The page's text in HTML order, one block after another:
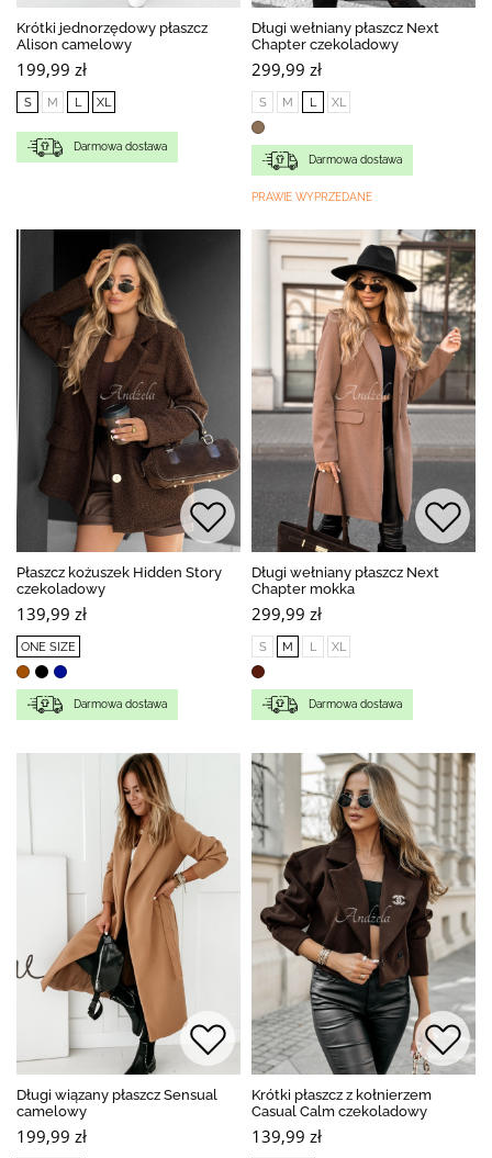
Krótki jednorzędowy płaszcz
Alison camelowy
199,99 zł
S M L XL
Darmowa dostawa
Długi wełniany płaszcz Next
Chapter czekoladowy
299,99 zł
S M L XL
Darmowa dostawa
PRAWIE WYPRZEDANE
Płaszcz kożuszek Hidden Story
czekoladowy
139,99 zł
ONE SIZE
Darmowa dostawa
Długi wełniany płaszcz Next
Chapter mokka
299,99 zł
S M L XL
Darmowa dostawa
Długi wiązany płaszcz Sensual
camelowy
199,99 zł
Krótki płaszcz z kołnierzem
Casual Calm czekoladowy
139,99 zł